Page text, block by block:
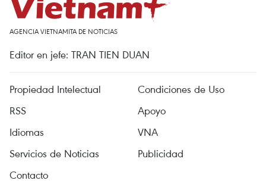
AGENCIA VIETNAMITA DE NOTICIAS
Editor en jefe: TRAN TIEN DUAN
Propiedad Intelectual
Condiciones de Uso
RSS
Apoyo
Idiomas
VNA
Servicios de Noticias
Publicidad
Contacto